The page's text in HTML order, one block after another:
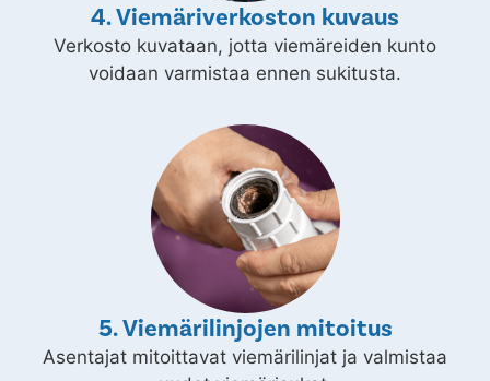
4. Viemäriverkoston kuvaus
Verkosto kuvataan, jotta viemäreiden kunto
voidaan varmistaa ennen sukitusta.
5. Viemärilinjojen mitoitus
Asentajat mitoittavat viemärilinjat ja valmistaa